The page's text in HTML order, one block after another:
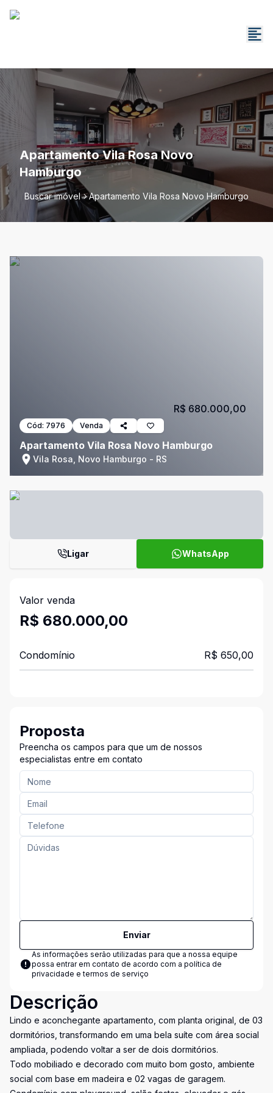
Apartamento Vila Rosa Novo
Hamburgo
Buscar imóvel Apartamento Vila Rosa Novo Hamburgo
Cód: 7976 Venda
Apartamento Vila Rosa Novo Hamburgo
Vila Rosa, Novo Hamburgo - RS
R$ 680.000,00
Ligar WhatsApp
Valor venda
R$ 680.000,00
Condomínio R$ 650,00
Proposta
Preencha os campos para que um de nossos
especialistas entre em contato
Enviar
As informações serão utilizadas para que a nossa equipe
possa entrar em contato de acordo com a política de
privacidade e termos de serviço
Descrição
Lindo e aconchegante apartamento, com planta original, de 03
dormitórios, transformando em uma bela suíte com área social
ampliada, podendo voltar a ser de dois dormitórios.
Todo mobiliado e decorado com muito bom gosto, ambiente
social com base em madeira e 02 vagas de garagem.